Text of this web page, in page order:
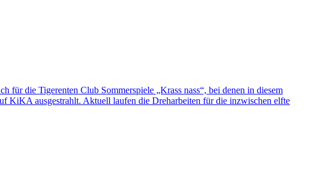
für die Tigerenten Club Sommerspiele „Krass nass“, bei denen in diesem
KiKA ausgestrahlt. Aktuell laufen die Dreharbeiten für die inzwischen elfte